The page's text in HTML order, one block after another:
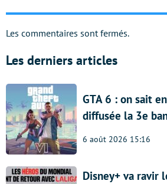
Les commentaires sont fermés.
Les derniers articles
GTA 6 : on sait
diffusée la 3e
6 août 2026 15:16
Disney+ va ravir